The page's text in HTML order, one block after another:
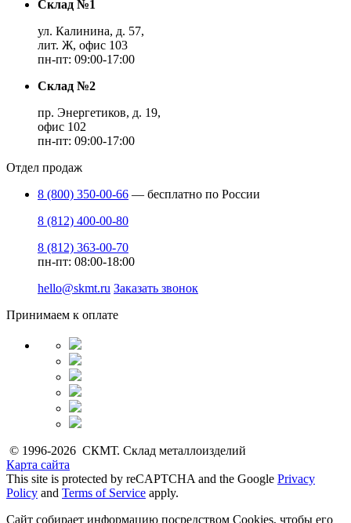
Склад №1
ул. Калинина, д. 57,
лит. Ж, офис 103
пн-пт: 09:00-17:00
Склад №2
пр. Энергетиков, д. 19,
офис 102
пн-пт: 09:00-17:00
Отдел продаж
8 (800) 350-00-66 — бесплатно по России
8 (812) 400-00-80
8 (812) 363-00-70
пн-пт: 08:00-18:00
hello@skmt.ru Заказать звонок
Принимаем к оплате
© 1996-2026 СКМТ. Склад металлоизделий
Карта сайта
This site is protected by reCAPTCHA and the Google Privacy
Policy and Terms of Service apply.
Сайт собирает информацию посредством Cookies, чтобы его